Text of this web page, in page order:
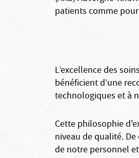
patients comme
L’excellence des
bénéficient d’une
technologiques et à
Cette philosophie
niveau de qualité.
de notre personnel